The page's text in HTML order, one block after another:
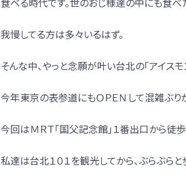
我慢してる方は多々いるはず。
そんな中、やっと念願が叶い台北の「アイスモ
今年東京の表参道にもＯＰＥＮして混雑ぶり
今回はＭＲＴ「国父記念館」１番出口から徒
私達は台北１０１を観光してから、ぶらぶらと